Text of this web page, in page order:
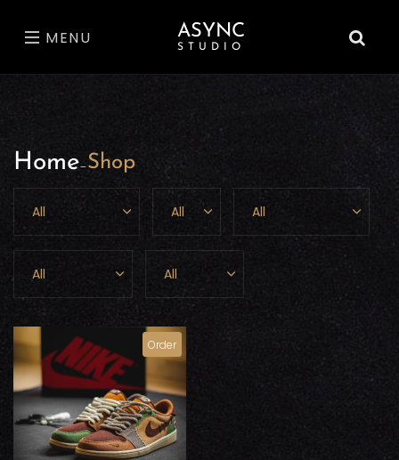
MENU ASYNC
STUDIO
Home-Shop
Order